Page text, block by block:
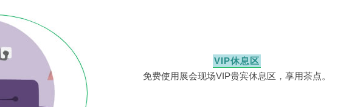
VIP休息区
免费使用展会现场VIP贵宾休息区，享用茶点。